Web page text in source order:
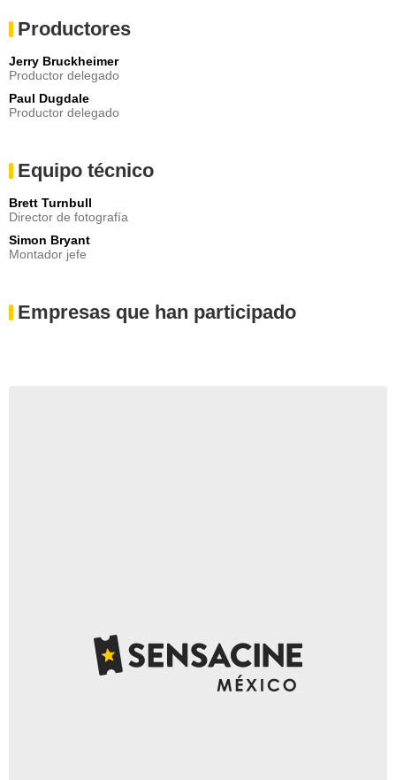
Productores
Jerry Bruckheimer
Productor delegado
Paul Dugdale
Productor delegado
Equipo técnico
Brett Turnbull
Director de fotografía
Simon Bryant
Montador jefe
Empresas que han participado